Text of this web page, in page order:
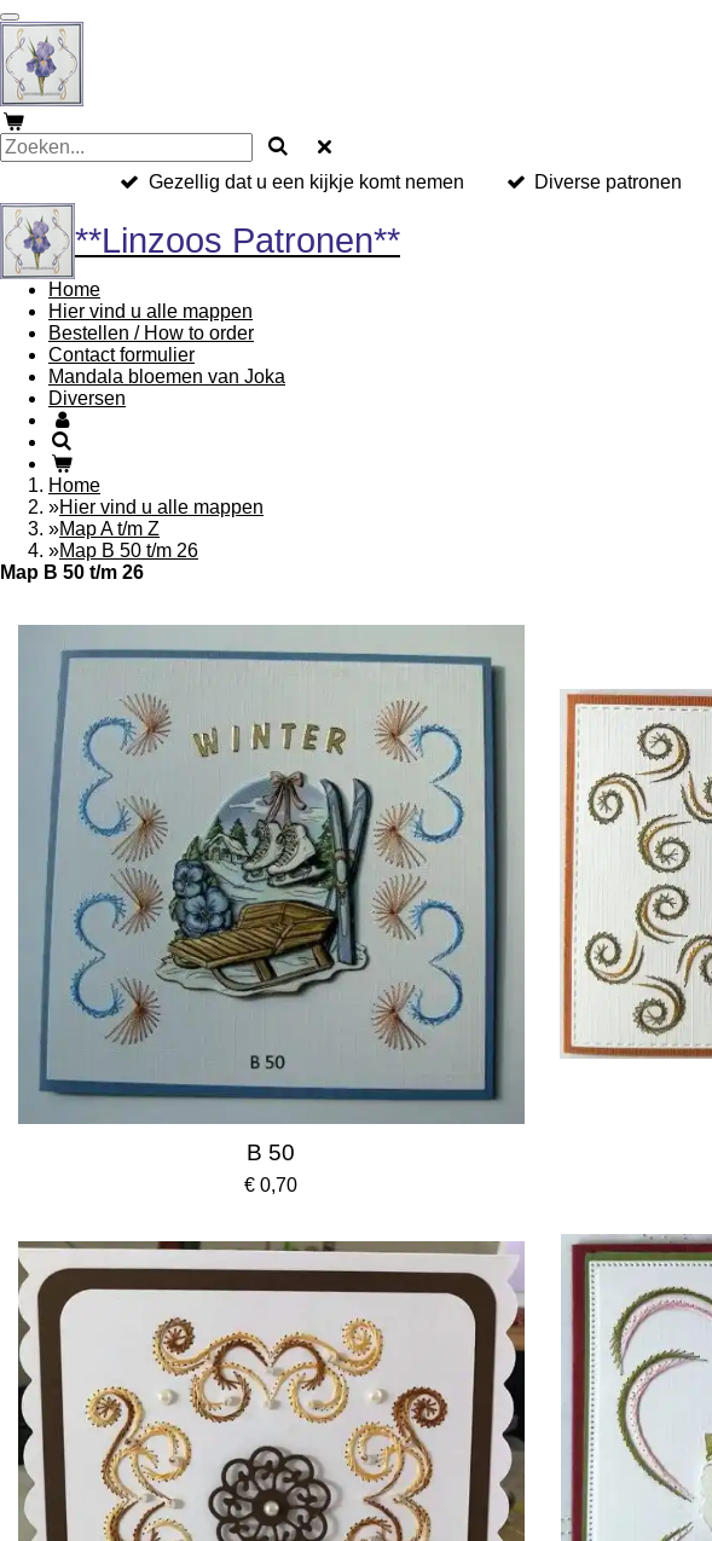
Ga
direct
naar
de
hoofdinhoud
Gezellig dat u een kijkje komt nemen Diverse patronen
**Linzoos Patronen**
Home
Hier vind u alle mappen
Bestellen / How to order
Contact formulier
Mandala bloemen van Joka
Diversen
Home
»Hier vind u alle mappen
»Map A t/m Z
»Map B 50 t/m 26
Map B 50 t/m 26
B 50
€ 0,70